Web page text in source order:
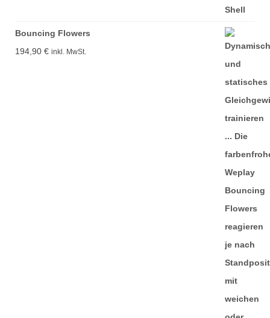
Bouncing Flowers
194,90 € inkl. MwSt.